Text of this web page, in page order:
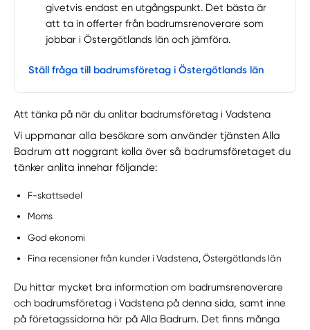
givetvis endast en utgångspunkt. Det bästa är
att ta in offerter från badrumsrenoverare som
jobbar i Östergötlands län och jämföra.
Ställ fråga till badrumsföretag i Östergötlands län
Att tänka på när du anlitar badrumsföretag i Vadstena
Vi uppmanar alla besökare som använder tjänsten Alla
Badrum att noggrant kolla över så badrumsföretaget du
tänker anlita innehar följande:
F-skattsedel
Moms
God ekonomi
Fina recensioner från kunder i Vadstena, Östergötlands län
Du hittar mycket bra information om badrumsrenoverare
och badrumsföretag i Vadstena på denna sida, samt inne
på företagssidorna här på Alla Badrum. Det finns många